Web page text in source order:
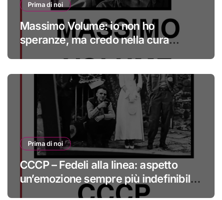
Prima di noi
Massimo Volume: io non ho
speranze, ma credo nella cura
Prima di noi
CCCP – Fedeli alla linea: aspetto
un’emozione sempre più indefinibile
#primadinoi